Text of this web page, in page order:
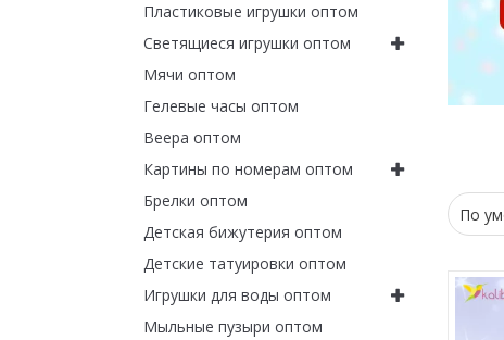
Пластиковые игрушки оптом
Светящиеся игрушки оптом
Мячи оптом
Гелевые часы оптом
Веера оптом
Картины по номерам оптом
Брелки оптом
Детская бижутерия оптом
Детские татуировки оптом
Игрушки для воды оптом
Мыльные пузыри оптом